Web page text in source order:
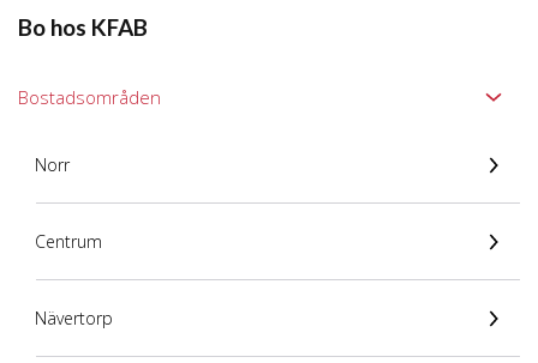
Bo hos KFAB
Bostadsområden
Norr
Centrum
Nävertorp